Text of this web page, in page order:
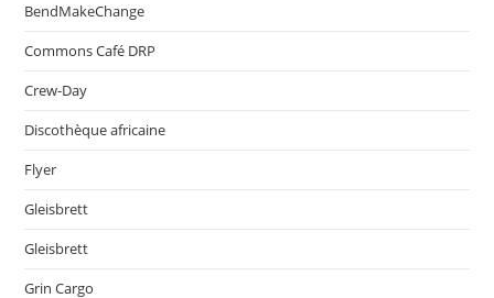
BendMakeChange
Commons Café DRP
Crew-Day
Discothèque africaine
Flyer
Gleisbrett
Gleisbrett
Grin Cargo